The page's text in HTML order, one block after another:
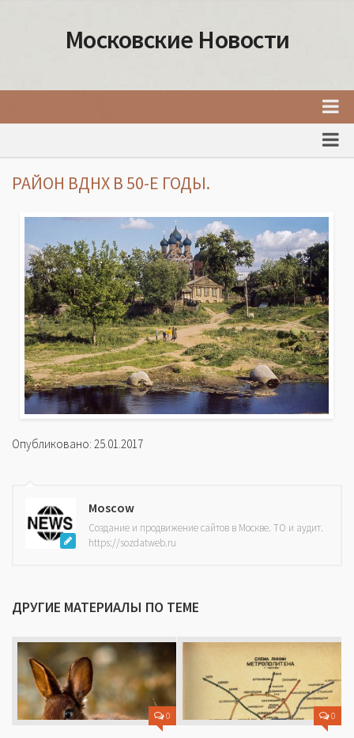
Московские Новости
События Москвы
Интересные места Москвы
Факты о Москве
Москва
Товары и услуги Москвы
РАЙОН ВДНХ В 50-Е ГОДЫ.
Опубликовано: 25.01.2017
Moscow
Создание и продвижение сайтов в Москве. ТО и аудит.
https://sozdatweb.ru
ДРУГИЕ МАТЕРИАЛЫ ПО ТЕМЕ
0 0